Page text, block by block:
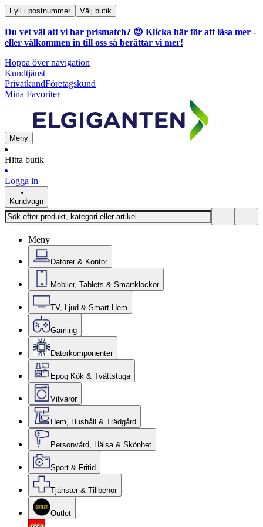
Fyll i postnummer Välj butik
Du vet väl att vi har prismatch? 😍 Klicka här för att läsa mer -
eller välkommen in till oss så berättar vi mer!
Hoppa över navigation
Kundtjänst
PrivatkundFöretagskund
Mina Favoriter
Meny
Hitta butik
Logga in
Kundvagn
Meny
Datorer & Kontor
Mobiler, Tablets & Smartklockor
TV, Ljud & Smart Hem
Gaming
Datorkomponenter
Epoq Kök & Tvättstuga
Vitvaror
Hem, Hushåll & Trädgård
Personvård, Hälsa & Skönhet
Sport & Fritid
Tjänster & Tillbehör
Outlet